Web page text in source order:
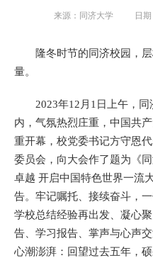
来源：同济大学 日
隆冬时节的同济校园，
量。
2023年12月1日上午，
内，气氛热烈庄重，中国共
重开幕，校党委书记方守恩
委员会，向大会作了题为《
卓越 开启中国特色世界一流
告。牢记嘱托、接续奋斗，
学校总结经验再出发、凝心
告、学习报告、掌声与心声
心潮澎湃：回望过去五年，